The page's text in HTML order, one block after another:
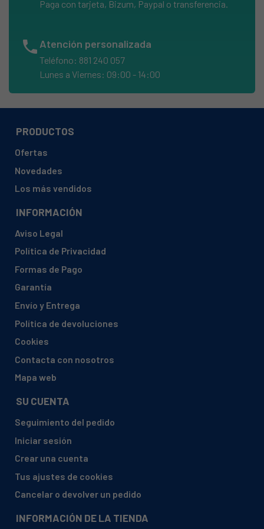
SAMSUNG, WF70F5E5U2W/EO (0001)
SAMSUNG, WF70F5E5U2W/ET (0000)
SAMSUNG, WF70F5E5U2W/ET (0001)
SAMSUNG, WF70F5E5U4W/EF
SAMSUNG, WF70F5E5U4W/EO (0001)
SAMSUNG, WF70F5E5U4W/ET (0000)
SAMSUNG, WF70F5E5U4W/LE (0001)
SAMSUNG, WF70F5E5U4X/LE
SAMSUNG, WF70F5E5U4X/LE (0001)
SAMSUNG, WF70F5EBP4W/EG
SAMSUNG, WF70F5EBP4W/EG (0001)
SAMSUNG, WF70F5EBP4W/EN
SAMSUNG, WF70F5EBP4W/EN (0001)
SAMSUNG, WF70F5EBU2W/LE (0001)
SAMSUNG, WF71F5E3P4W/EN
SAMSUNG, WF71F5E3P4W/EN (0001)
SAMSUNG, WF71F5E5P4W/EG
SAMSUNG, WF71F5E5P4W/EG (0000)
SAMSUNG, WF71F5E5P4W/EG (0001)
SAMSUNG, WF71F5E5P4W/EN
SAMSUNG, WF71F5E5P4W/EN (0001)
SAMSUNG, WF72F5E4P4W/EE
SAMSUNG, WF72F5E4P4W/EE (0001)
SAMSUNG, WF72F5E5P4W/EG
Paga con tarjeta, Bizum, Paypal o transferencia.
phone Atención personalizada
Teléfono: 881 240 057
Lunes a Viernes: 09:00 - 14:00
PRODUCTOS
Ofertas
Novedades
Los más vendidos
INFORMACIÓN
Aviso Legal
Política de Privacidad
Formas de Pago
Garantía
Envío y Entrega
Política de devoluciones
Cookies
Contacta con nosotros
Mapa web
SU CUENTA
Seguimiento del pedido
Iniciar sesión
Crear una cuenta
Tus ajustes de cookies
Cancelar o devolver un pedido
INFORMACIÓN DE LA TIENDA